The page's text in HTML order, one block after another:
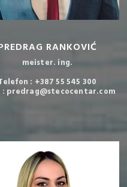
RANKOVIĆ
meister. ing.
: +387 55 545 300
: predrag@stecocentar.com